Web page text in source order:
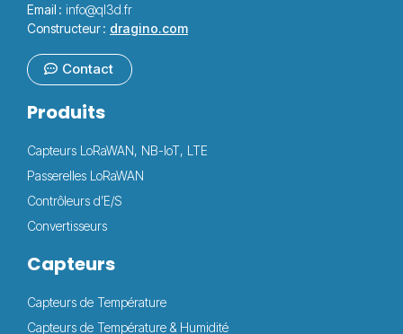
Email : info@ql3d.fr
Constructeur : dragino.com
Contact
Produits
Capteurs LoRaWAN, NB-IoT, LTE
Passerelles LoRaWAN
Contrôleurs d’E/S
Convertisseurs
Capteurs
Capteurs de Température
Capteurs de Température & Humidité